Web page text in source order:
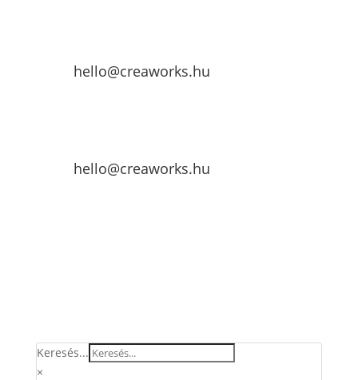
hello@creaworks.hu
hello@creaworks.hu
Keresés...
×